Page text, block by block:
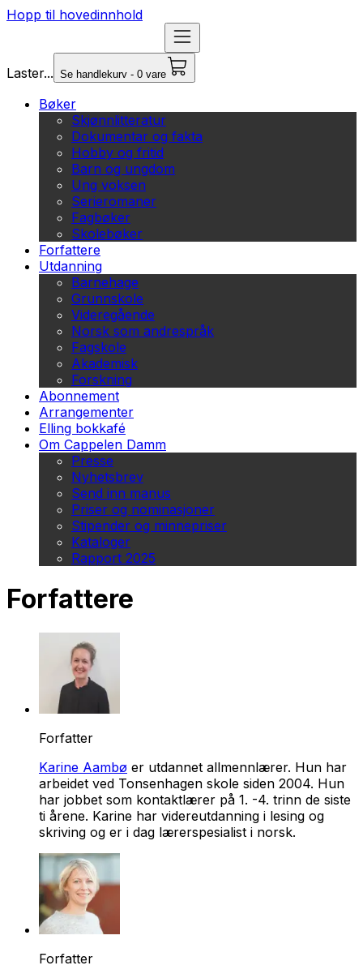
Hopp til hovedinnhold
Laster... Se handlekurv - 0 vare
Bøker
Skjønnlitteratur
Dokumentar og fakta
Hobby og fritid
Barn og ungdom
Ung voksen
Serieromaner
Fagbøker
Skolebøker
Forfattere
Utdanning
Barnehage
Grunnskole
Videregående
Norsk som andrespråk
Fagskole
Akademisk
Forskning
Abonnement
Arrangementer
Elling bokkafé
Om Cappelen Damm
Presse
Nyhetsbrev
Send inn manus
Priser og nominasjoner
Stipender og minnepriser
Kataloger
Rapport 2025
Forfattere
Forfatter
Karine Aambø er utdannet allmennlærer. Hun har
arbeidet ved Tonsenhagen skole siden 2004. Hun
har jobbet som kontaktlærer på 1. -4. trinn de siste
ti årene. Karine har videreutdanning i lesing og
skriving og er i dag lærerspesialist i norsk.
Forfatter